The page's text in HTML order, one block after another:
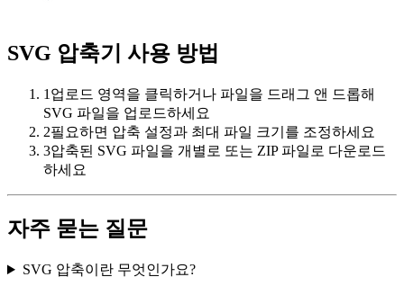
SVG 압축기 사용 방법
1 업로드 영역을 클릭하거나 파일을 드래그 앤 드롭해
SVG 파일을 업로드하세요
2필요하면 압축 설정과 최대 파일 크기를 조정하세요
3압축된 SVG 파일을 개별로 또는 ZIP 파일로 다운로드
하세요
자주 묻는 질문
SVG 압축이란 무엇인가요?